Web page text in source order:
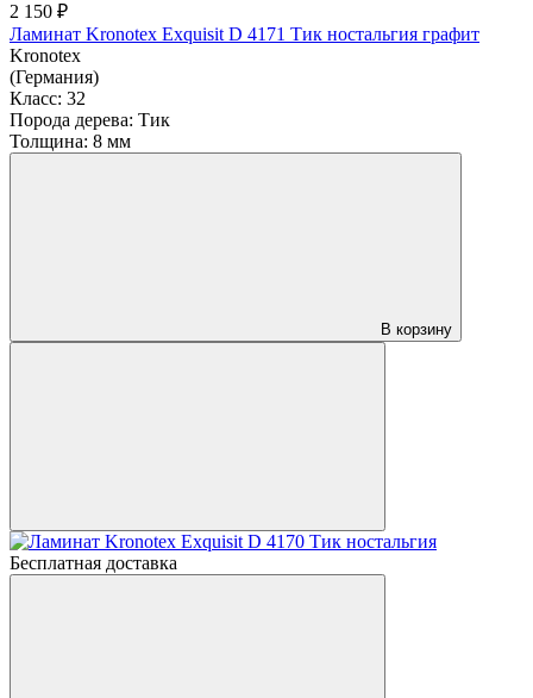
2 150 ₽
Ламинат Kronotex Exquisit D 4171 Тик ностальгия графит
Kronotex
(Германия)
Класс: 32
Порода дерева: Тик
Толщина: 8 мм
В корзину
Бесплатная доставка